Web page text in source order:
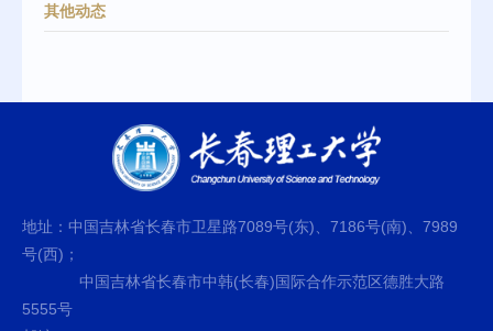
其他动态
地址：中国吉林省长春市卫星路7089号(东)、7186号(南)、7989
号(西)；
中国吉林省长春市中韩(长春)国际合作示范区德胜大路
5555号